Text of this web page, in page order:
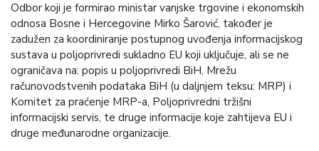
Odbor koji je formirao ministar vanjske trgovine i ekonomskih
odnosa Bosne i Hercegovine Mirko Šarović, također je
zadužen za koordiniranje postupnog uvođenja informacijskog
sustava u poljoprivredi sukladno EU koji uključuje, ali se ne
ograničava na: popis u poljoprivredi BiH, Mrežu
računovodstvenih podataka BiH (u daljnjem teksu: MRP) i
Komitet za praćenje MRP-a, Poljoprivredni tržišni
informacijski servis, te druge informacije koje zahtijeva EU i
druge međunarodne organizacije.